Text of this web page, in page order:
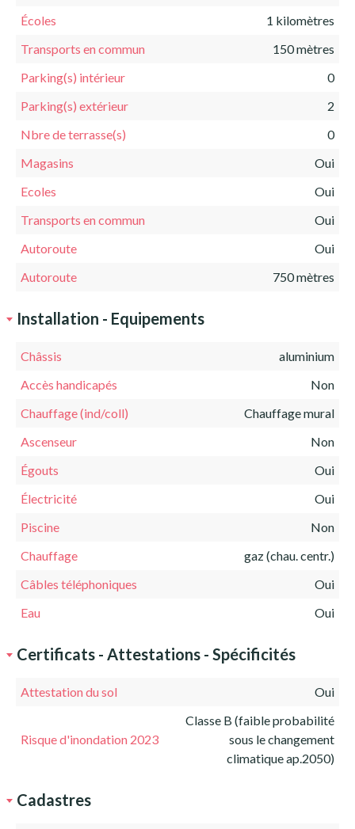
Écoles
1 kilomètres
Transports en commun
150 mètres
Parking(s) intérieur
0
Parking(s) extérieur
2
Nbre de terrasse(s)
0
Magasins
Oui
Ecoles
Oui
Transports en commun
Oui
Autoroute
Oui
Autoroute
750 mètres
Installation - Equipements
Châssis
aluminium
Accès handicapés
Non
Chauffage (ind/coll)
Chauffage mural
Ascenseur
Non
Égouts
Oui
Électricité
Oui
Piscine
Non
Chauffage
gaz (chau. centr.)
Câbles téléphoniques
Oui
Eau
Oui
Certificats - Attestations - Spécificités
Attestation du sol Oui
Risque d'inondation 2023
Classe B (faible probabilité
sous le changement
climatique ap.2050)
Cadastres